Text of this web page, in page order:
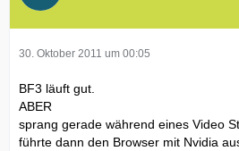
30. Oktober 2011 um 00:05
BF3 läuft gut.
ABER
sprang gerade während eines Video
führte dann den Browser mit Nvidia